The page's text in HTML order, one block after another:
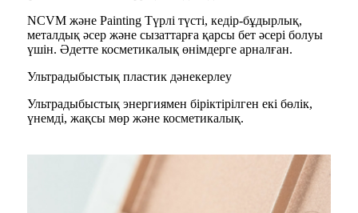
NCVM және Painting Түрлі түсті, кедір-бұдырлық,
металдық әсер және сызаттарға қарсы бет әсері болуы
үшін. Әдетте косметикалық өнімдерге арналған.
Ультрадыбыстық пластик дәнекерлеу
Ультрадыбыстық энергиямен біріктірілген екі бөлік,
үнемді, жақсы мөр және косметикалық.